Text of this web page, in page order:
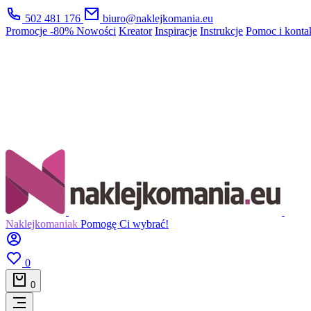
502 481 176
biuro@naklejkomania.eu
Promocje -80% Nowości Kreator Inspiracje Instrukcje Pomoc i
Naklejkomaniak Pomogę Ci wybrać!
0
0